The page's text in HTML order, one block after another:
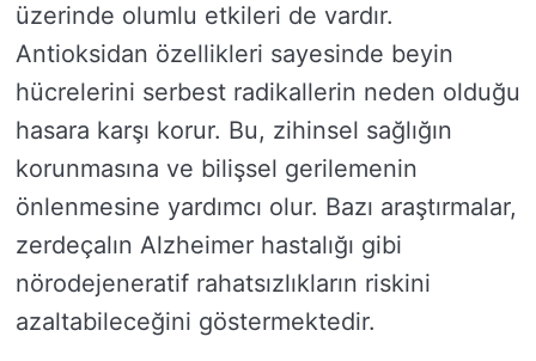
üzerinde olumlu etkileri de vardır.
Antioksidan özellikleri sayesinde beyin
hücrelerini serbest radikallerin neden olduğu
hasara karşı korur. Bu, zihinsel sağlığın
korunmasına ve bilişsel gerilemenin
önlenmesine yardımcı olur. Bazı araştırmalar,
zerdeçalın Alzheimer hastalığı gibi
nörodejeneratif rahatsızlıkların riskini
azaltabileceğini göstermektedir.